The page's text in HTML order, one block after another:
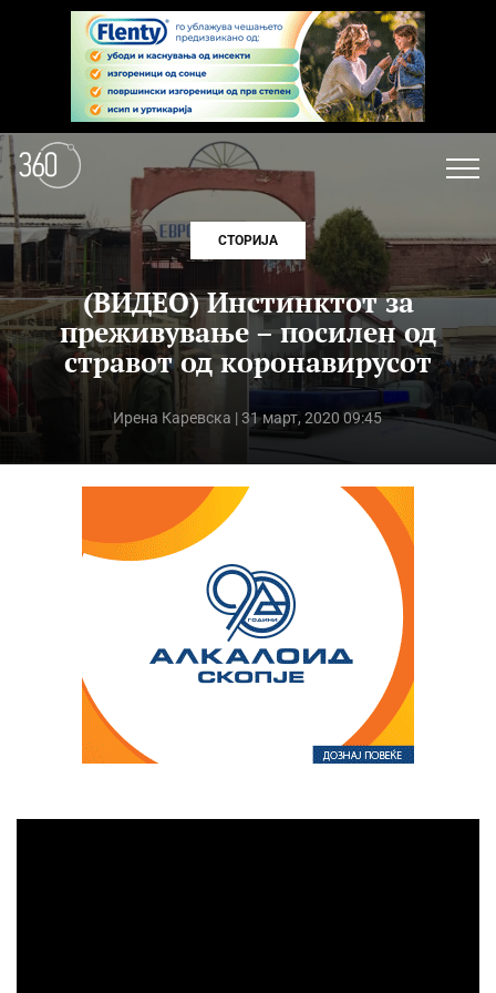
СТОРИЈА
(ВИДЕО) Инстинктот за
преживување – посилен од
стравот од коронавирусот
Ирена Каревска | 31 март, 2020 09:45